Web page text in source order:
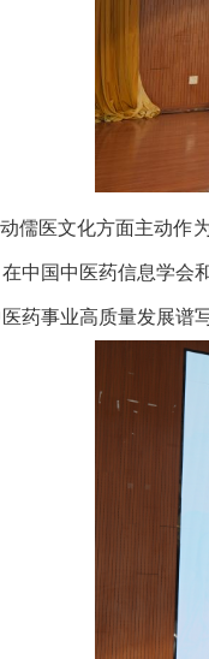
儒医文化方面主动作
中国中医药信息学
药事业高质量发展谱